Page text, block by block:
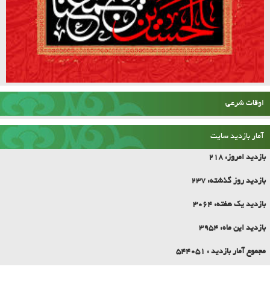
اوقات شرعی
آمار بازدید سایت
بازدید امروز: 218
بازدید روز گذشته:
بازدید یک هفته: 3064
بازدید این ماه: 3954
مجموع آمار بازدید : 544051